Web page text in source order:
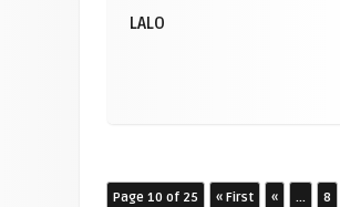
LALO
Page 10 of 25 « First « ... 8